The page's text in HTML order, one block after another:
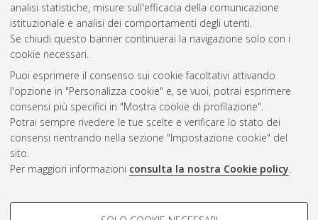
analisi statistiche, misure sull'efficacia della comunicazione
istituzionale e analisi dei comportamenti degli utenti.
Se chiudi questo banner continuerai la navigazione solo con i
cookie necessari.
Puoi esprimere il consenso sui cookie facoltativi attivando
l'opzione in "Personalizza cookie" e, se vuoi, potrai esprimere
consensi più specifici in "Mostra cookie di profilazione".
Potrai sempre rivedere le tue scelte e verificare lo stato dei
consensi rientrando nella sezione "Impostazione cookie" del
sito.
Per maggiori informazioni consulta la nostra Cookie policy.
COOKIE DI PROFILAZIONE -
Questa lista e' stata generata ilWed Aug 5 20:34:59 2026
CEST
Atom
Rss 1.0
Rss 2.0
AMS Laurea
Impostazioni Cookie